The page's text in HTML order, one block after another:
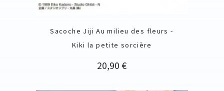
Sacoche Jiji Au milieu des fleurs -
Kiki la petite sorcière
Prix
20,90 €